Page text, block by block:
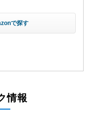
情報